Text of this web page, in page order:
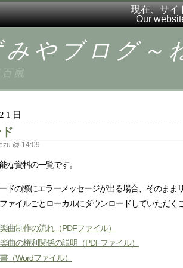
現在、サイ
Our
みやブログ
鼠
日
@ 14:09
な資料の一覧です。
ドの際にエラーメッセージが出る場合、そのまま
ァイルごとローカルにダウンロードしていただく
曲制作の流れ（PDFファイル）
曲の権利関係の説明（PDFファイル）
（Wordファイル）